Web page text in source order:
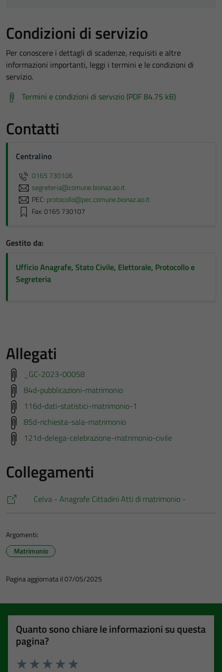
Condizioni di servizio
Per conoscere i dettagli di scadenze, requisiti e altre
informazioni importanti, leggi i termini e le condizioni di
servizio.
Termini e condizioni di servizio (PDF 84.75 kB)
Contatti
Centralino
0165 730106
segreteria@comune.bionaz.ao.it
PEC: protocollo@pec.comune.bionaz.ao.it
Fax: 0165 730107
Gestito da:
Ufficio Anagrafe, Stato Civile, Elettorale, Protocollo e
Segreteria
Allegati
_GC-2023-00058
84d-pubblicazioni-matrimonio
116d-dati-statistici-matrimonio-1
85d-richiesta-sala-matrimonio
121d-delega-celebrazione-matrimonio-civile
Collegamenti
Celva - Anagrafe Cittadini Atti di matrimonio -
Argomenti:
Matrimonio
Pagina aggiornata il 07/05/2025
Quanto sono chiare le informazioni su questa
pagina?